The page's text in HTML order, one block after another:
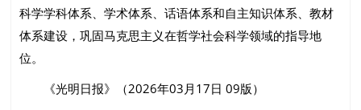
科学学科体系、学术体系、话语体系和自主知识体系、教材
体系建设，巩固马克思主义在哲学社会科学领域的指导地
位。
《光明日报》（2026年03月17日 09版）